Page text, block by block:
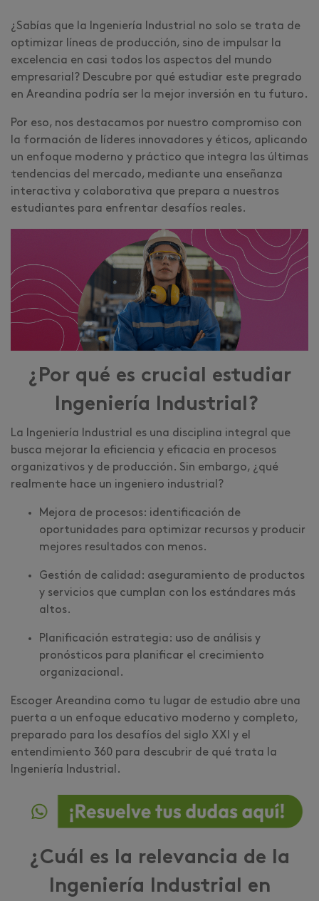
¿Sabías que la Ingeniería Industrial no solo se trata de
optimizar líneas de producción, sino de impulsar la
excelencia en casi todos los aspectos del mundo
empresarial? Descubre por qué estudiar este pregrado
en Areandina podría ser la mejor inversión en tu futuro.
Por eso, nos destacamos por nuestro compromiso con
la formación de líderes innovadores y éticos, aplicando
un enfoque moderno y práctico que integra las últimas
tendencias del mercado, mediante una enseñanza
interactiva y colaborativa que prepara a nuestros
estudiantes para enfrentar desafíos reales.
¿Por qué es crucial estudiar
Ingeniería Industrial?
La Ingeniería Industrial es una disciplina integral que
busca mejorar la eficiencia y eficacia en procesos
organizativos y de producción. Sin embargo, ¿qué
realmente hace un ingeniero industrial?
Mejora de procesos: identificación de
oportunidades para optimizar recursos y producir
mejores resultados con menos.
Gestión de calidad: aseguramiento de productos
y servicios que cumplan con los estándares más
altos.
Planificación estrategia: uso de análisis y
pronósticos para planificar el crecimiento
organizacional.
Escoger Areandina como tu lugar de estudio abre una
puerta a un enfoque educativo moderno y completo,
preparado para los desafíos del siglo XXI y el
entendimiento 360 para descubrir de qué trata la
Ingeniería Industrial.
¿Cuál es la relevancia de la
Ingeniería Industrial en